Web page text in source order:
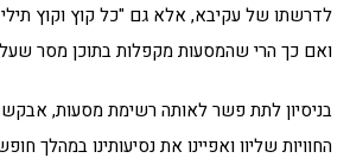
לדרשתו של עקיבא, אלא גם "כל קוץ וקוץ
ואם כך הרי שהמסעות מקפלות בתוכן מסר
בניסיון לתת פשר לאותה רשימת מסעות,
החוויות שליוו ואפיינו את נסיעותינו במהלך